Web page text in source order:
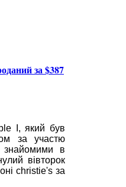
за $387
I, який був
за участю
знайомими в
вівторок
christie's за